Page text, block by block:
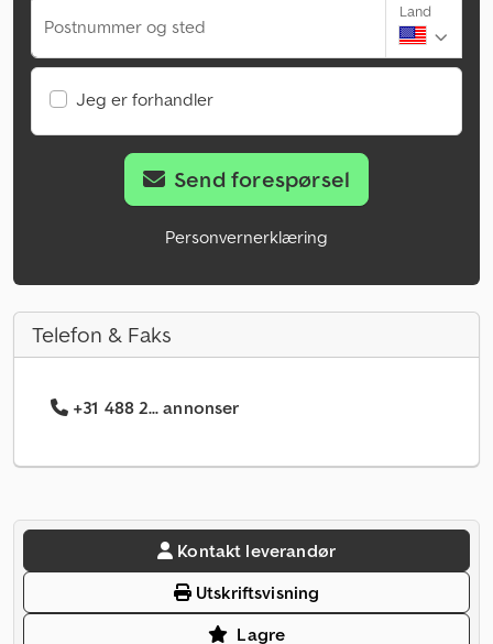
Postnummer og sted
Land
Jeg er forhandler
Send forespørsel
Personvernerklæring
Telefon & Faks
+31 488 2... annonser
Kontakt leverandør
Utskriftsvisning
Lagre